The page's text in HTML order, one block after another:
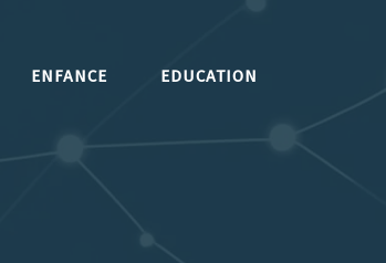
ENFANCE EDUCATION